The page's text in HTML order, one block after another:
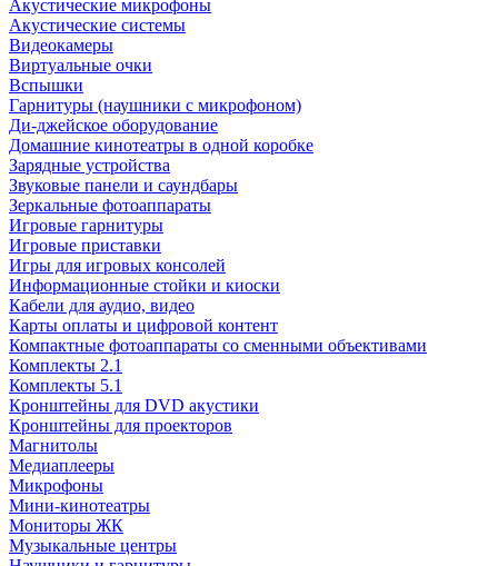
Акустические микрофоны
Акустические системы
Видеокамеры
Виртуальные очки
Вспышки
Гарнитуры (наушники с микрофоном)
Ди-джейское оборудование
Домашние кинотеатры в одной коробке
Зарядные устройства
Звуковые панели и саундбары
Зеркальные фотоаппараты
Игровые гарнитуры
Игровые приставки
Игры для игровых консолей
Информационные стойки и киоски
Кабели для аудио, видео
Карты оплаты и цифровой контент
Компактные фотоаппараты со сменными объективами
Комплекты 2.1
Комплекты 5.1
Кронштейны для DVD акустики
Кронштейны для проекторов
Магнитолы
Медиаплееры
Микрофоны
Мини-кинотеатры
Мониторы ЖК
Музыкальные центры